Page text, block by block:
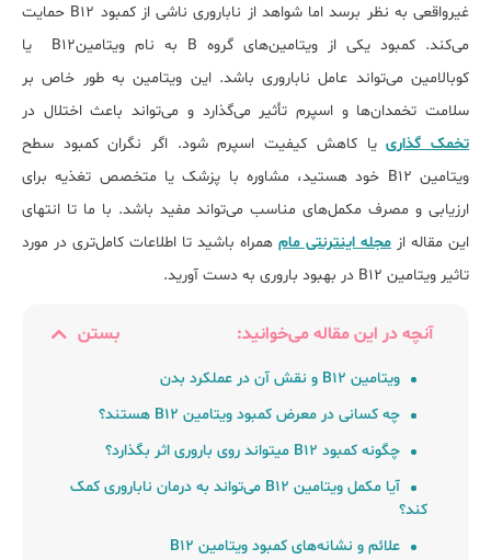
غیرواقعی به نظر برسد اما شواهد از ناباروری ناشی از کمبود B12 حمایت
می‌کند. کمبود یکی از ویتامین‌های گروه B به نام ویتامینB12 یا
کوبالامین می‌تواند عامل ناباروری باشد. این ویتامین به طور خاص بر
سلامت تخمدان‌ها و اسپرم تأثیر می‌گذارد و می‌تواند باعث اختلال در
تخمک گذارییا کاهش کیفیت اسپرم شود. اگر نگران کمبود سطح
ویتامین B12 خود هستید، مشاوره با پزشک یا متخصص تغذیه برای
ارزیابی و مصرف مکمل‌های مناسب می‌تواند مفید باشد. با ما تا انتهای
این مقاله از مجله اینترنتی مام همراه باشید تا اطلاعات کامل‌تری در مورد
تاثیر ویتامین B12 در بهبود باروری به دست آورید.
آنچه در این مقاله می‌خوانید: بستن
ویتامین B12 و نقش آن در عملکرد بدن
چه کسانی در معرض کمبود ویتامین B12 هستند؟
چگونه کمبود B12 می‎تواند روی باروری اثر بگذارد؟
آیا مکمل ویتامین B12 می‌تواند به درمان ناباروری کمک
کند؟
علائم و نشانه‌های کمبود ویتامین B12